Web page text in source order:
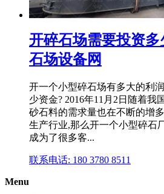
开碎石场需要投资
石场设备网
开一个小型碎石场有多大的利
少资金? 2016年11月2日随着我
砂石料的需求量也在不断的增
生产行业,那么开一个小型碎石
成为了很多客...
联系电话: 180 3780 8511
Menu